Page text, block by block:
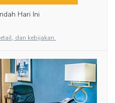
Hari Ini
dan kebijakan.